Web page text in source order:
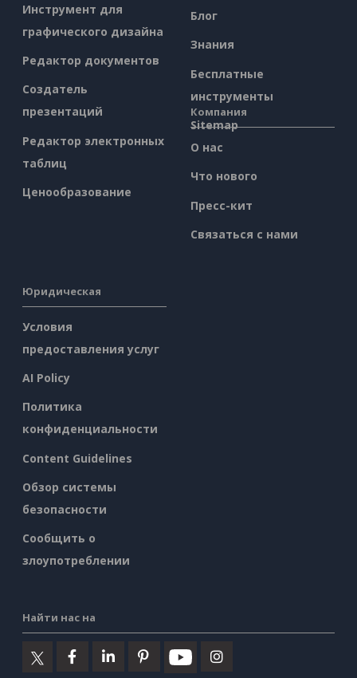
Инструмент для
графического дизайна
Редактор документов
Создатель
презентаций
Редактор электронных
таблиц
Ценообразование
Блог
Знания
Бесплатные
инструменты
Sitemap
Компания
О нас
Что нового
Пресс-кит
Связаться с нами
Юридическая
Условия
предоставления услуг
AI Policy
Политика
конфиденциальности
Content Guidelines
Обзор системы
безопасности
Сообщить о
злоупотреблении
Найти нас на